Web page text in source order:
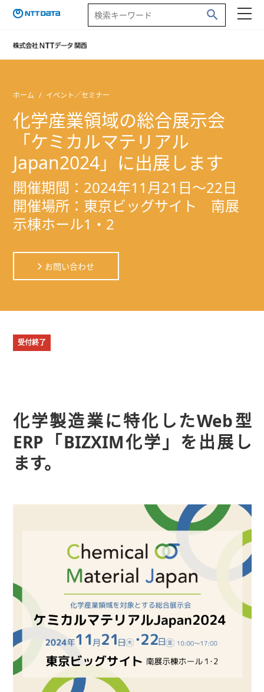
ホーム イベント／セミナー
化学産業領域の総合展示会
「ケミカルマテリアル
Japan2024」に出展します
開催期間：2024年11月21日～22日
開催場所：東京ビッグサイト 南展
示棟ホール1・2
お問い合わせ
受付終了
化学製造業に特化したWeb型
ERP「BIZXIM化学」を出展し
ます。